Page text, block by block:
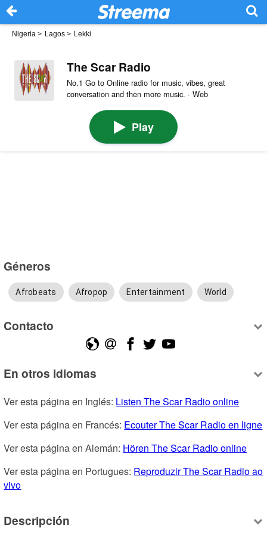
Nigeria > Lagos > Lekki
The Scar Radio
No.1 Go to Online radio for music, vibes, great
conversation and then more music. · Web
Play
Géneros
Afrobeats Afropop Entertainment World
Contacto
En otros idiomas
Ver esta página en Inglés: Listen The Scar Radio online
Ver esta página en Francés: Ecouter The Scar Radio en ligne
Ver esta página en Alemán: Hören The Scar Radio online
Ver esta página en Portugues: Reproduzir The Scar Radio ao
vivo
Descripción